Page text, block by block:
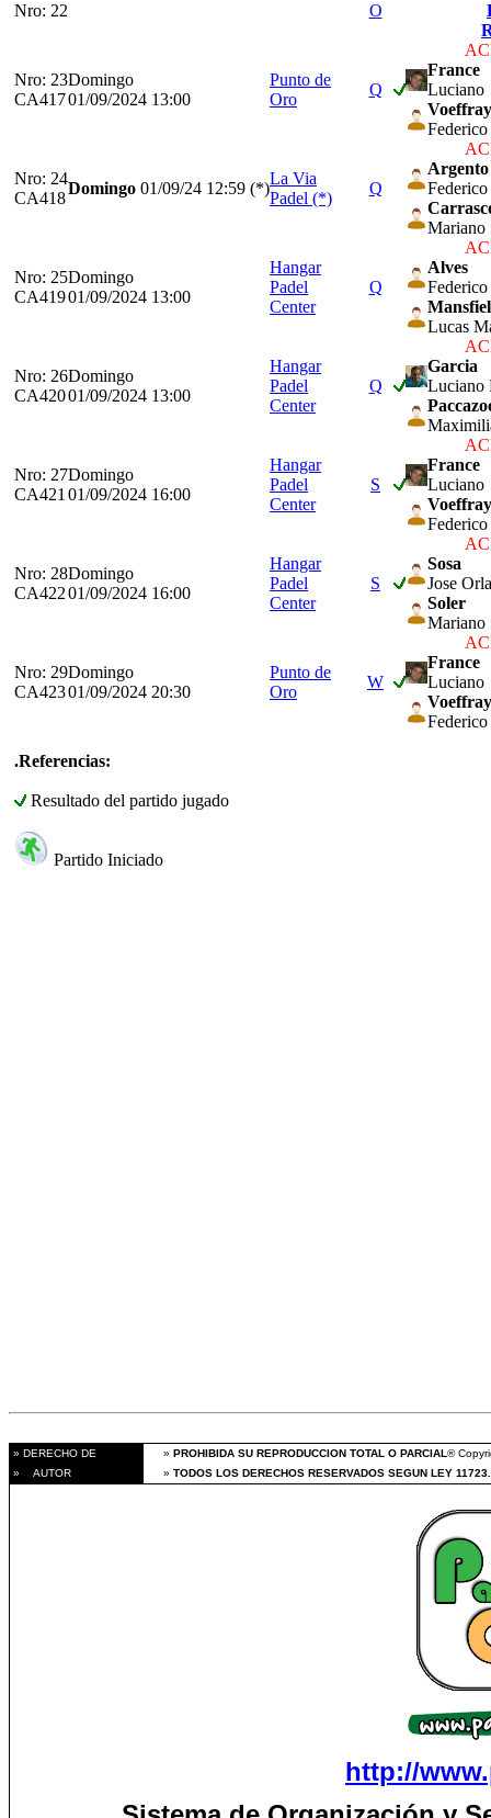
Nro: 22 O
Nro: 23
CA417
Domingo
01/09/2024 13:00
Punto de
Oro
Q
France
Luciano
Voeffray
Federico
Nro: 24
CA418
Domingo 01/09/24 12:59 (*)
La Via
Padel (*)
Q
Argento
Federico
Mariano
Nro: 25
CA419
Domingo
01/09/2024 13:00
Hangar
Padel
Center
Q
Alves
Lucas
Nro: 26
CA420
Domingo
01/09/2024 13:00
Hangar
Padel
Center
Q
Garcia
Luciano
Nro: 27
CA421
Domingo
01/09/2024 16:00
Hangar
Padel
Center
S
France
Luciano
Voeffray
Federico
Nro: 28
CA422
Domingo
01/09/2024 16:00
Hangar
Padel
Center
S
Sosa
Jose
Soler
Mariano
Nro: 29
CA423
Domingo
01/09/2024 20:30
Punto de
Oro
W
France
Luciano
Voeffray
Federico
.Referencias:
Resultado del partido jugado
Partido Iniciado
» DERECHO DE » PROHIBIDA SU REPRODUCCION TOTAL O PARCIAL®
» AUTOR
» TODOS LOS DERECHOS RESERVADOS SEGUN LEY
http://